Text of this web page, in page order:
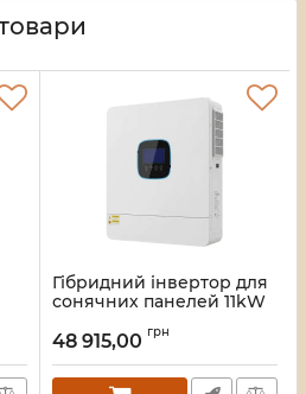
Гібридний інвертор для
сонячних панелей 11kW
2MPPT, off-grid
Артикул:42-00257
48 915,00 грн